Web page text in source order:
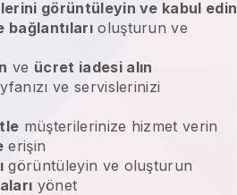
görüntüleyin ve kabul edin
oluşturun ve
ve ücret iadesi alın
ve servislerinizi
müşterilerinize hizmet verin
erişin
görüntüleyin ve oluşturun
yönet